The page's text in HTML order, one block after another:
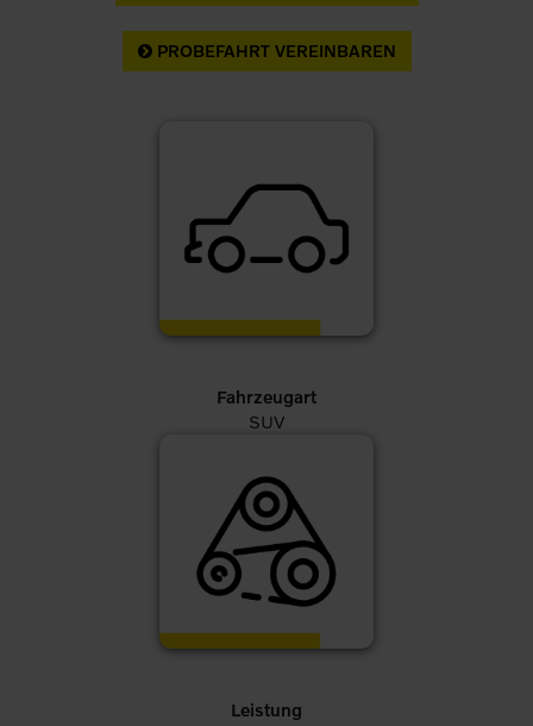
PROBEFAHRT VEREINBAREN
Fahrzeugart
SUV
Leistung